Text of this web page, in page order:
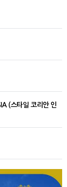
(스타일 코리안 인